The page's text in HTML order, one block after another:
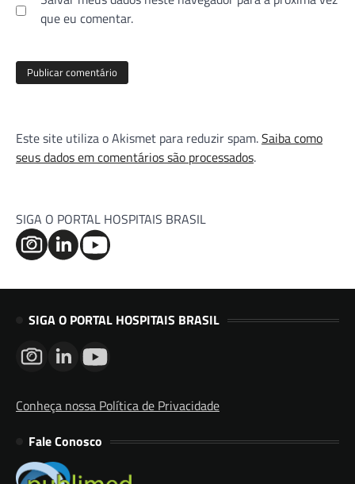
que eu comentar.
Este site utiliza o Akismet para reduzir spam.Saiba como
seus dados em comentários são processados.
SIGA O PORTAL HOSPITAIS BRASIL
SIGA O PORTAL HOSPITAIS BRASIL
Conheça nossa Política de Privacidade
Fale Conosco